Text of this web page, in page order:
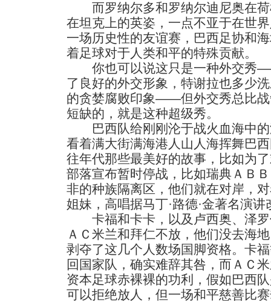
而罗纳尔多和罗纳尔迪尼奥在荷
在坦克上的英姿，一点不亚于在世
一场历史性的友谊赛，巴西足协和
着足球对于人类和平的特殊贡献。
你也可以说这只是一种外交秀
了良好的外交形象，特谢拉也多少
的贪婪腐败印象——但外交秀总比
短缺的，就是这种超级秀。
巴西队给刚刚沦于战火血海中的
看着满大街满海港人山人海挥舞巴
往年代那些最美好的故事，比如为
部落宣布暂时停战，比如瑞典ＡＢ
非的种族隔离区，他们就在对岸，
姐妹，高唱据马丁·路德·金著名演
卡福和卡卡，以及卢西奥、泽罗
ＡＣ米兰和拜仁不放，他们没去海
剥夺了这几个人数场国脚资格。卡
回国家队，确实难辞其咎，而ＡＣ
资本足球赤裸裸的功利，假如巴西
可以拒绝放人，但一场和平慈善比